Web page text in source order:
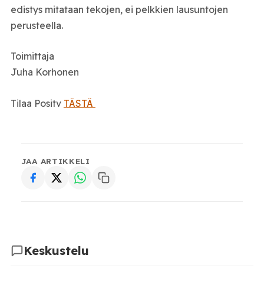
edistys mitataan tekojen, ei pelkkien lausuntojen
perusteella.
Toimittaja
Juha Korhonen
Tilaa Positv TÄSTÄ
JAA ARTIKKELI
Keskustelu